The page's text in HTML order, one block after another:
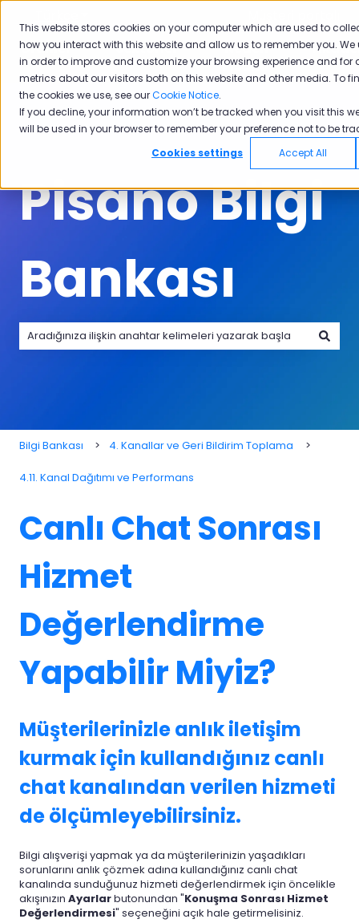
This website stores cookies on your computer which are used to
how you interact with this website and allow us to remember you.
in order to improve and customize your browsing experience and
metrics about our visitors both on this website and other media. To
the cookies we use, see ourCookie Notice.
If you decline, your information won’t be tracked when you visit this
will be used in your browser to remember your preference not to be
Cookies settings
Accept All
Ürünler
Ürünler için alt menüyü göster
Sektörler
Sektörler için alt menüyü göster
Neden
Pisano
Neden Pisano
Pisano Bilgi
Bankası
Bilgi Bankası 4. Kanallar ve Geri Bildirim Toplama
4.11. Kanal Dağıtımı ve Performans
Canlı Chat Sonrası
Hizmet
Değerlendirme
Yapabilir Miyiz?
Müşterilerinizle anlık iletişim
kurmak için kullandığınız canlı
chat kanalından verilen hizmeti
de ölçümleyebilirsiniz.
Bilgi alışverişi yapmak ya da müşterilerinizin yaşadıkları
sorunlarını anlık çözmek adına kullandığınız canlı chat
kanalında sunduğunuz hizmeti değerlendirmek için öncelikle
akışınızın Ayarlarbutonundan "Konuşma Sonrası Hizmet
Değerlendirmesi" seçeneğini açık hale getirmelisiniz.